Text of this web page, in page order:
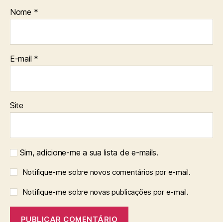
Nome *
E-mail *
Site
Sim, adicione-me a sua lista de e-mails.
Notifique-me sobre novos comentários por e-mail.
Notifique-me sobre novas publicações por e-mail.